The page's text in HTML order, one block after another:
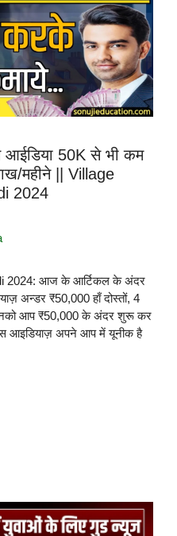
आईडिया 50K से भी कम
महीने || Village
2024
2024: आज के आर्टिकल के अंदर
अन्डर ₹50,000 हाँ दोस्तों, 4
आप ₹50,000 के अंदर शुरू कर
आइडियाज़ अपने आप में यूनीक है